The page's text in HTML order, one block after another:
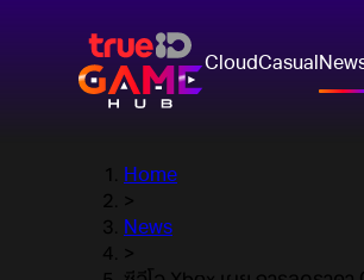
CloudCasual
Home
>
News
>